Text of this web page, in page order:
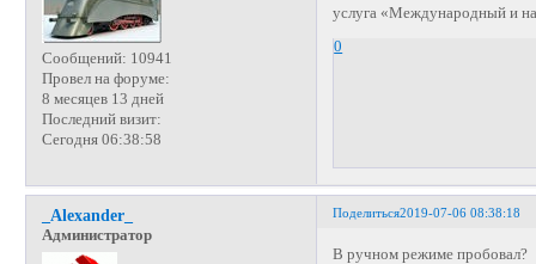
Сообщений: 10941
Провел на форуме:
8 месяцев 13 дней
Последний визит:
Сегодня 06:38:58
услуга «Международный и
0
Поделиться2019-07-06 08:38:18
_Alexander_
Администратор
В ручном режиме пробовал?